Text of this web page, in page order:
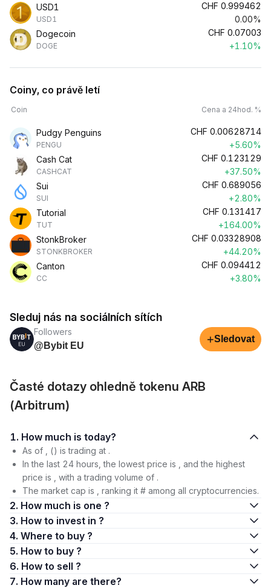
USD1
USD1
CHF 0.999462
0.00%
Dogecoin
DOGE
CHF 0.07003
+1.10%
Coiny, co právě letí
Coin Cena a 24hod. %
Pudgy Penguins
PENGU
CHF 0.00628714
+5.60%
Cash Cat
CASHCAT
CHF 0.123129
+37.50%
Sui
SUI
CHF 0.689056
+2.80%
Tutorial
TUT
CHF 0.131417
+164.00%
StonkBroker
STONKBROKER
CHF 0.03328908
+44.20%
Canton
CC
CHF 0.094412
+3.80%
Sleduj nás na sociálních sítích
Followers
@Bybit EU
+Sledovat
Časté dotazy ohledně tokenu ARB
(Arbitrum)
1. How much is today?
As of , () is trading at .
In the last 24 hours, the lowest price is , and the highest
price is , with a trading volume of .
The market cap is , ranking it # among all cryptocurrencies.
2. How much is one ?
3. How to invest in ?
4. Where to buy ?
5. How to buy ?
6. How to sell ?
7. How many are there?